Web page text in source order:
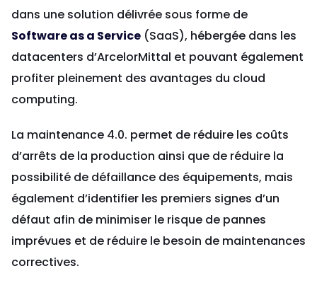
dans une solution délivrée sous forme de
Software as a Service (SaaS), hébergée dans les
datacenters d’ArcelorMittal et pouvant également
profiter pleinement des avantages du cloud
computing.
La maintenance 4.0. permet de réduire les coûts
d’arrêts de la production ainsi que de réduire la
possibilité de défaillance des équipements, mais
également d’identifier les premiers signes d’un
défaut afin de minimiser le risque de pannes
imprévues et de réduire le besoin de maintenances
correctives.